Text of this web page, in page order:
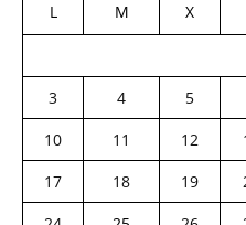
L M X
3
4 5
10
11 12
17
18 19